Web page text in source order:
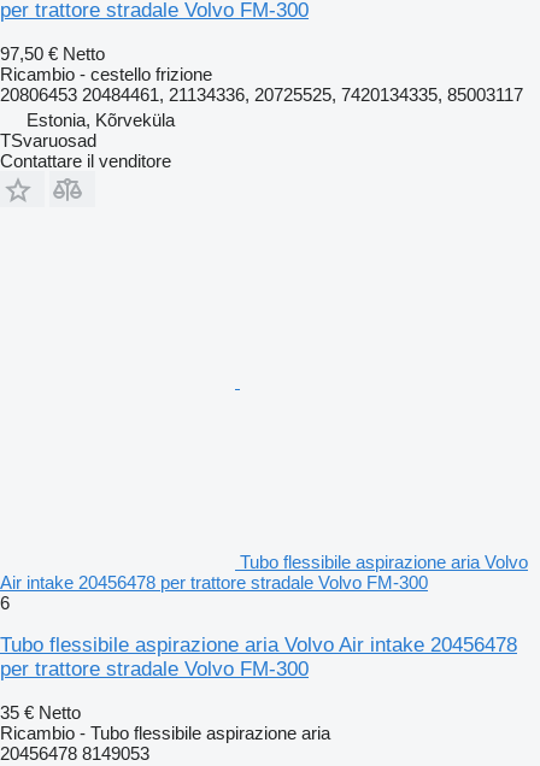
per trattore stradale Volvo FM-300
97,50 € Netto
Ricambio - cestello frizione
20806453 20484461, 21134336, 20725525, 7420134335, 85003117
Estonia, Kõrveküla
TSvaruosad
Contattare il venditore
Tubo flessibile aspirazione aria Volvo
Air intake 20456478 per trattore stradale Volvo FM-300
6
Tubo flessibile aspirazione aria Volvo Air intake 20456478
per trattore stradale Volvo FM-300
35 € Netto
Ricambio - Tubo flessibile aspirazione aria
20456478 8149053